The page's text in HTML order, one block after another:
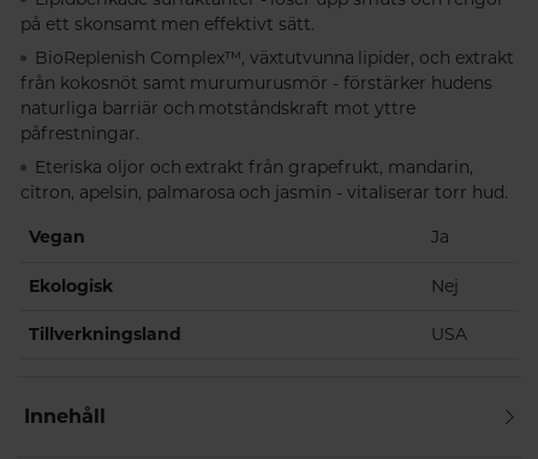
på ett skonsamt men effektivt sätt.
BioReplenish Complex™, växtutvunna lipider, och extrakt
från kokosnöt samt murumurusmör - förstärker hudens
naturliga barriär och motståndskraft mot yttre
påfrestningar.
Eteriska oljor och extrakt från grapefrukt, mandarin,
citron, apelsin, palmarosa och jasmin - vitaliserar torr hud.
Vegan Ja
Ekologisk Nej
Tillverkningsland USA
Innehåll